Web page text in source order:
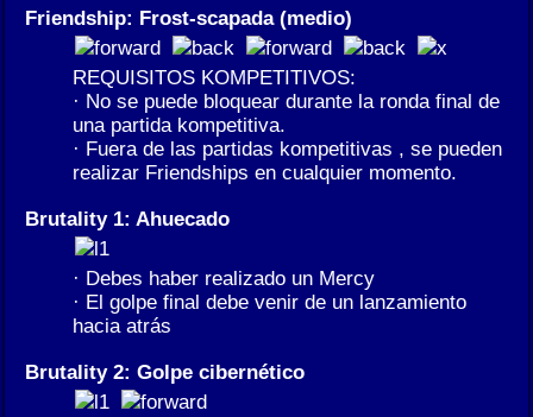
Friendship: Frost-scapada (medio)
REQUISITOS KOMPETITIVOS:
· No se puede bloquear durante la ronda final de
una partida kompetitiva.
· Fuera de las partidas kompetitivas , se pueden
realizar Friendships en cualquier momento.
Brutality 1: Ahuecado
· Debes haber realizado un Mercy
· El golpe final debe venir de un lanzamiento
hacia atrás
Brutality 2: Golpe cibernético